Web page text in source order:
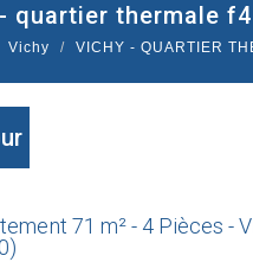
- quartier thermale f4
Vichy VICHY - QUARTIER
71 m² - 4 Pièces -